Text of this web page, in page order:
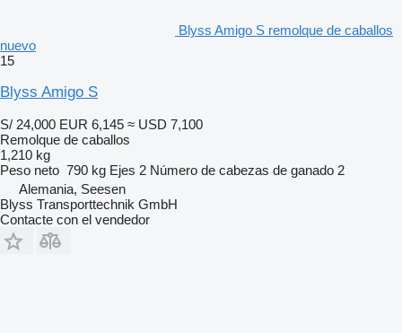
Blyss Amigo S remolque de caballos
nuevo
15
Blyss Amigo S
S/ 24,000 EUR 6,145 ≈ USD 7,100
Remolque de caballos
1,210 kg
Peso neto 790 kg Ejes 2 Número de cabezas de ganado 2
Alemania, Seesen
Blyss Transporttechnik GmbH
Contacte con el vendedor